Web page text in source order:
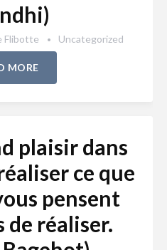
Flibotte Uncategorized
MORE
plaisir dans
ce que
pensent
de réaliser.